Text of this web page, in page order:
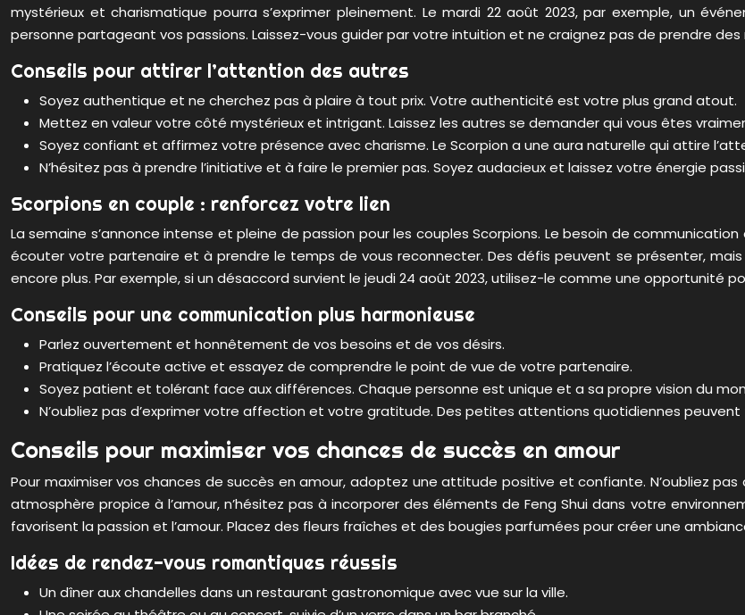
mystérieux et charismatique pourra s’exprimer pleinement. Le mardi 22 août 2023, par exemple, un
personne partageant vos passions. Laissez-vous guider par votre intuition et ne craignez pas de prendre des
Conseils pour attirer l’attention des autres
Soyez authentique et ne cherchez pas à plaire à tout prix. Votre authenticité est votre plus grand atout.
Mettez en valeur votre côté mystérieux et intrigant. Laissez les autres se demander qui vous êtes
Soyez confiant et affirmez votre présence avec charisme. Le Scorpion a une aura naturelle qui attire
N’hésitez pas à prendre l’initiative et à faire le premier pas. Soyez audacieux et laissez votre énergie
Scorpions en couple : renforcez votre lien
La semaine s’annonce intense et pleine de passion pour les couples Scorpions. Le besoin de
écouter votre partenaire et à prendre le temps de vous reconnecter. Des défis peuvent se présenter,
encore plus. Par exemple, si un désaccord survient le jeudi 24 août 2023, utilisez-le comme une opportunité
Conseils pour une communication plus harmonieuse
Parlez ouvertement et honnêtement de vos besoins et de vos désirs.
Pratiquez l’écoute active et essayez de comprendre le point de vue de votre partenaire.
Soyez patient et tolérant face aux différences. Chaque personne est unique et a sa propre vision du
N’oubliez pas d’exprimer votre affection et votre gratitude. Des petites attentions quotidiennes
Conseils pour maximiser vos chances de succès en amour
Pour maximiser vos chances de succès en amour, adoptez une attitude positive et confiante. N’oubliez
atmosphère propice à l’amour, n’hésitez pas à incorporer des éléments de Feng Shui dans votre
favorisent la passion et l’amour. Placez des fleurs fraîches et des bougies parfumées pour créer une
Idées de rendez-vous romantiques réussis
Un dîner aux chandelles dans un restaurant gastronomique avec vue sur la ville.